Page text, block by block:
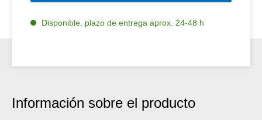
Disponible, plazo de entrega aprox. 24-48 h
Información sobre el producto